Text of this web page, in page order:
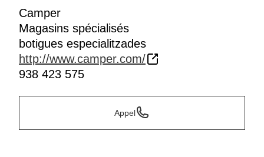
Camper
Magasins spécialisés
botigues especialitzades
http://www.camper.com/
938 423 575
Appel